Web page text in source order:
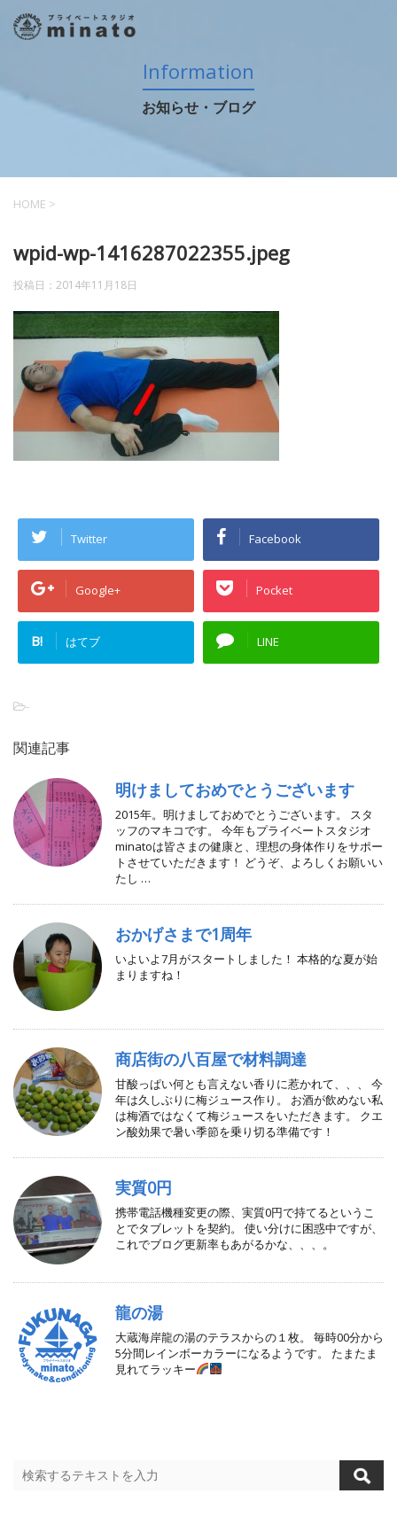
Information
お知らせ・ブログ
HOME >
wpid-wp-1416287022355.jpeg
投稿日： 2014年11月18日
Twitter Facebook
Google+ Pocket
B! はてブ LINE
-
関連記事
明けましておめでとうございます
2015年。明けましておめでとうございます。 スタ
ッフのマキコです。 今年もプライベートスタジオ
minatoは皆さまの健康と、理想の身体作りをサポー
トさせていただきます！ どうぞ、よろしくお願いい
たし …
おかげさまで1周年
いよいよ7月がスタートしました！ 本格的な夏が始
まりますね！
商店街の八百屋で材料調達
甘酸っぱい何とも言えない香りに惹かれて、、、 今
年は久しぶりに梅ジュース作り。 お酒が飲めない私
は梅酒ではなくて梅ジュースをいただきます。 クエ
ン酸効果で暑い季節を乗り切る準備です！
実質0円
携帯電話機種変更の際、実質0円で持てるというこ
とでタブレットを契約。 使い分けに困惑中ですが、
これでブログ更新率もあがるかな、、、。
龍の湯
大蔵海岸龍の湯のテラスからの１枚。 毎時00分から
5分間レインボーカラーになるようです。 たまたま
見れてラッキー